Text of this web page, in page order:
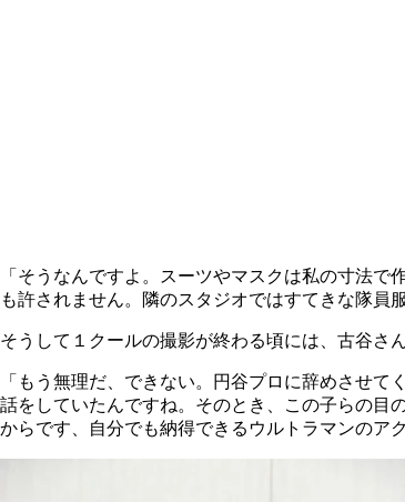
「そうなんですよ。スーツやマスクは私の寸法
も許されません。隣のスタジオではすてきな隊
そうして１クールの撮影が終わる頃には、古谷さ
「もう無理だ、できない。円谷プロに辞めさせ
話をしていたんですね。そのとき、この子らの目
からです、自分でも納得できるウルトラマンのア